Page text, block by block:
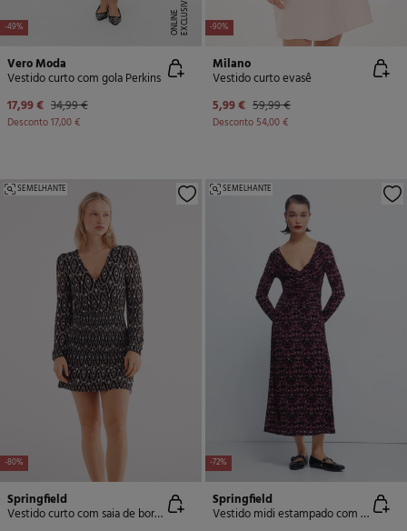
-49% E
X
C
L
U
SI
V
E
O
N
LI
N
E
Vero Moda
Vestido curto com gola Perkins
17,99 € 34,99 €
Desconto17,00 €
-90%
Milano
Vestido curto evasê
5,99 € 59,99 €
Desconto 54,00 €
-80%
SEMELHANTE
Springfield
Vestido curto com saia de borracha estampado
-72%
SEMELHANTE
Springfield
Vestido midi estampado com decote franzido